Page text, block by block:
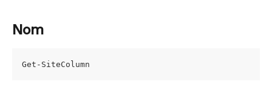
Nom
Get-SiteColumn